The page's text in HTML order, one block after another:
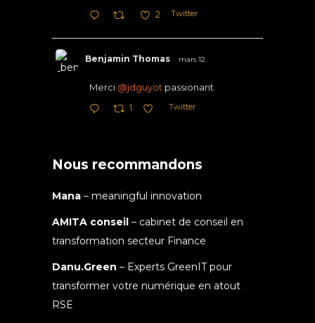
2 Twitter
Benjamin Thomas mars 12
Merci @jdguyot passionant
1 Twitter
Nous recommandons
Mana – meaningful innovation
AMITA conseil – cabinet de conseil en
transformation secteur Finance
Danu.Green – Experts GreenIT pour
transformer votre numérique en atout
RSE